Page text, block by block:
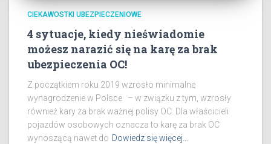
CIEKAWOSTKI UBEZPIECZENIOWE
4 sytuacje, kiedy nieświadomie
możesz narazić się na karę za brak
ubezpieczenia OC!
Z początkiem roku 2019 wzrosło minimalne
wynagrodzenie w Polsce – w związku z tym, wzrosły
również kary za brak ważnej polisy OC. Dla właścicieli
pojazdów osobowych oznacza to karę za brak OC
wynoszącą nawet do Dowiedz się więcej…